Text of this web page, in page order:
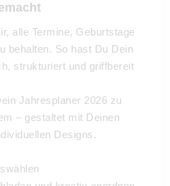
alle Termine, Geburtstage
behalten. So hast Du Dein
strukturiert und griffbereit
Jahresplaner 2026 zu
– gestaltet mit Deinen
Designs.